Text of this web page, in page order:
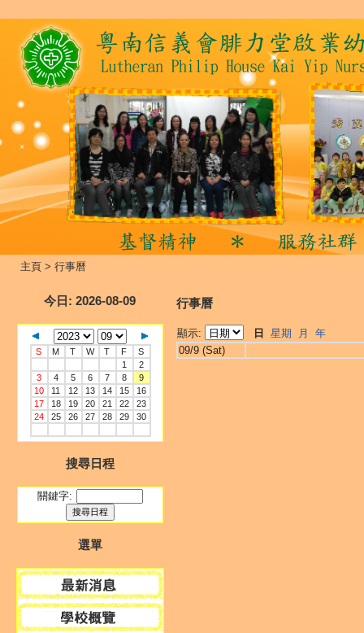
主頁 > 行事曆
今日 : 2026-08-09
S M T W T F
S
1
2
3
4 5 6 7 8
9
10
11 12 13 14 15
16
17
18 19 20 21 22
23
24
25 26 27 28 29 30
搜尋日程
關鍵字:
選單
行事曆
顯示: 日 星期 月
年
09/9 (Sat)